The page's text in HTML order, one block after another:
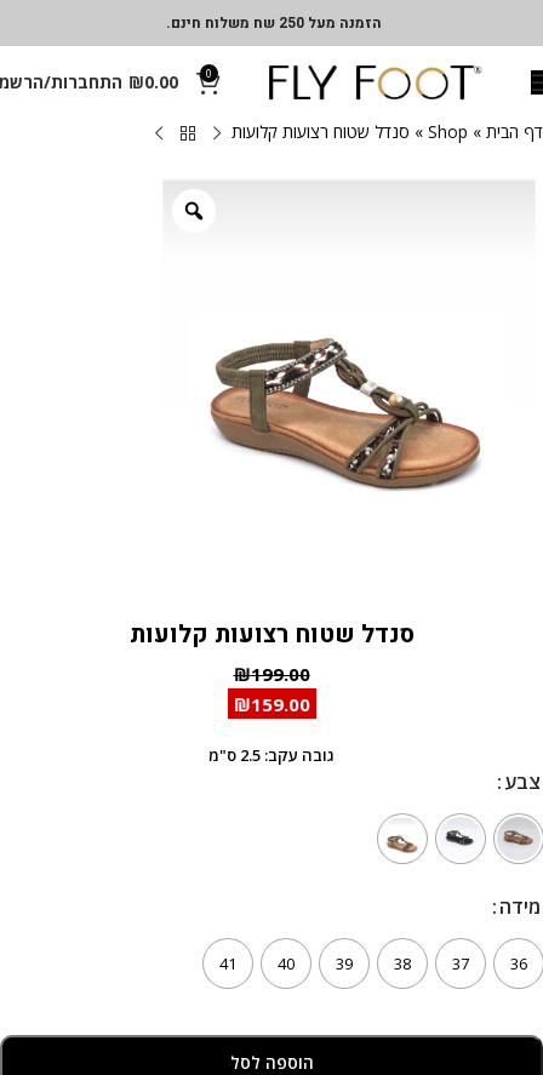
הזמנה מעל 250 שח משלוח חינם.
0
₪0.00 התחברות/
דף הבית »
Shop
» סנדל שטוח רצועות קלועות
סנדל שטוח רצועות קלועות
₪199.00
₪159.00
גובה עקב: 2.5 ס"מ
צבע
צבע
מידה
מידה
36
37
38
39
40
41
הוספה לסל